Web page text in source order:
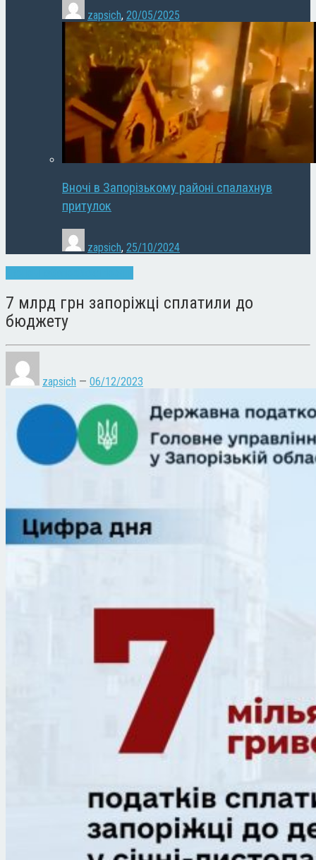
zapsich, 20/05/2025
Вночі в Запорізькому районі спалахнув
притулок
zapsich, 25/10/2024
7 млрд грн запоріжці сплатили до
бюджету
zapsich — 06/12/2023